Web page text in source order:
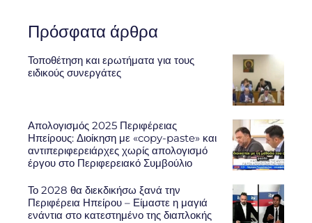
Πρόσφατα άρθρα
Τοποθέτηση και ερωτήματα για τους
ειδικούς συνεργάτες
Απολογισμός 2025 Περιφέρειας
Ηπείρους: Διοίκηση με «copy-paste» και
αντιπεριφερειάρχες χωρίς απολογισμό
έργου στο Περιφερειακό Συμβούλιο
Το 2028 θα διεκδικήσω ξανά την
Περιφέρεια Ηπείρου – Είμαστε η μαγιά
ενάντια στο κατεστημένο της διαπλοκής